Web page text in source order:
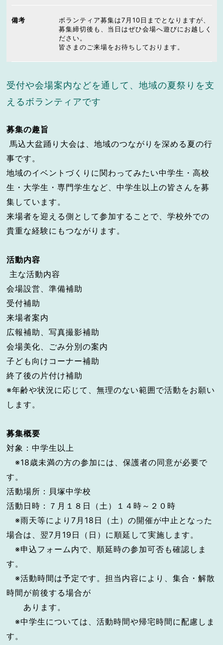
備考
ボランティア募集は7月10日までとなりますが、
募集締切後も、当日はぜひ会場へ遊びにお越しく
ださい。
皆さまのご来場をお待ちしております。
受付や会場案内などを通して、地域の夏祭りを支
えるボランティアです
募集の趣旨
馬込大盆踊り大会は、地域のつながりを深める夏の行
事です。
地域のイベントづくりに関わってみたい中学生・高校
生・大学生・専門学生など、中学生以上の皆さんを募
集しています。
来場者を迎える側として参加することで、学校外での
貴重な経験にもつながります。
活動内容
主な活動内容
会場設営、準備補助
受付補助
来場者案内
広報補助、写真撮影補助
会場美化、ごみ分別の案内
子ども向けコーナー補助
終了後の片付け補助
※年齢や状況に応じて、無理のない範囲で活動をお願い
します。
募集概要
対象：中学生以上
※18歳未満の方の参加には、保護者の同意が必要で
す。
活動場所：貝塚中学校
活動日時：７月１８日（土）１４時～２０時
※雨天等により7月18日（土）の開催が中止となった
場合は、翌7月19日（日）に順延して実施します。
※申込フォーム内で、順延時の参加可否も確認しま
す。
※活動時間は予定です。担当内容により、集合・解散
時間が前後する場合が
あります。
※中学生については、活動時間や帰宅時間に配慮しま
す。